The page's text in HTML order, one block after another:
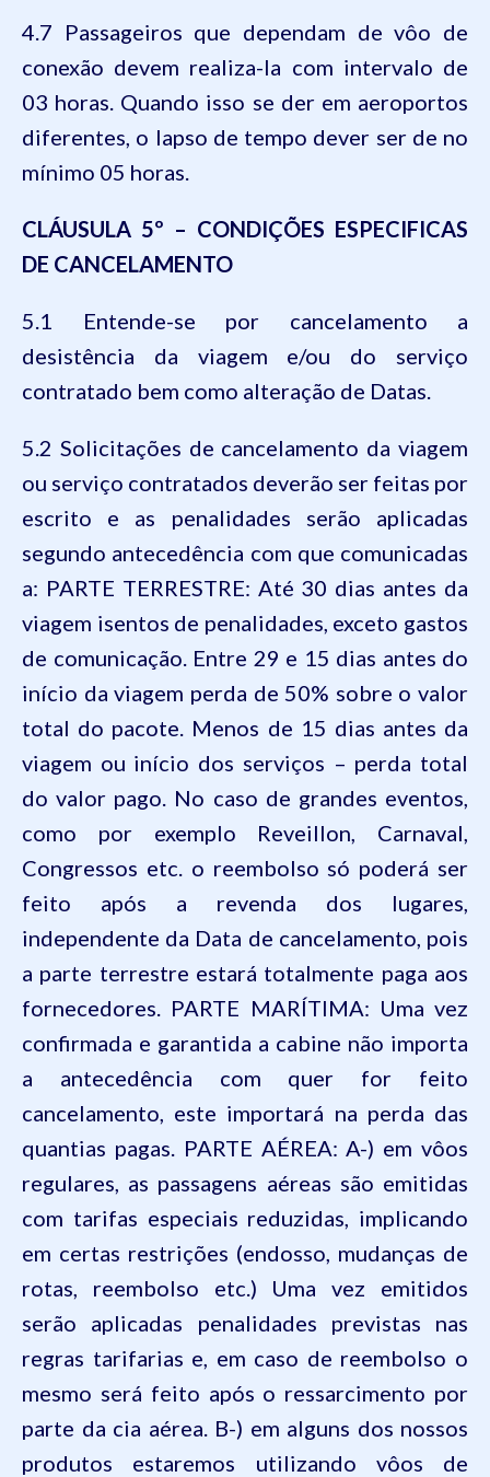
4.7 Passageiros que dependam de vôo de
conexão devem realiza-la com intervalo de
03 horas. Quando isso se der em aeroportos
diferentes, o lapso de tempo dever ser de no
mínimo 05 horas.
CLÁUSULA 5º – CONDIÇÕES ESPECIFICAS
DE CANCELAMENTO
5.1 Entende-se por cancelamento a
desistência da viagem e/ou do serviço
contratado bem como alteração de Datas.
5.2 Solicitações de cancelamento da viagem
ou serviço contratados deverão ser feitas por
escrito e as penalidades serão aplicadas
segundo antecedência com que comunicadas
a: PARTE TERRESTRE: Até 30 dias antes da
viagem isentos de penalidades, exceto gastos
de comunicação. Entre 29 e 15 dias antes do
início da viagem perda de 50% sobre o valor
total do pacote. Menos de 15 dias antes da
viagem ou início dos serviços – perda total
do valor pago. No caso de grandes eventos,
como por exemplo Reveillon, Carnaval,
Congressos etc. o reembolso só poderá ser
feito após a revenda dos lugares,
independente da Data de cancelamento, pois
a parte terrestre estará totalmente paga aos
fornecedores. PARTE MARÍTIMA: Uma vez
confirmada e garantida a cabine não importa
a antecedência com quer for feito
cancelamento, este importará na perda das
quantias pagas. PARTE AÉREA: A-) em vôos
regulares, as passagens aéreas são emitidas
com tarifas especiais reduzidas, implicando
em certas restrições (endosso, mudanças de
rotas, reembolso etc.) Uma vez emitidos
serão aplicadas penalidades previstas nas
regras tarifarias e, em caso de reembolso o
mesmo será feito após o ressarcimento por
parte da cia aérea. B-) em alguns dos nossos
produtos estaremos utilizando vôos de